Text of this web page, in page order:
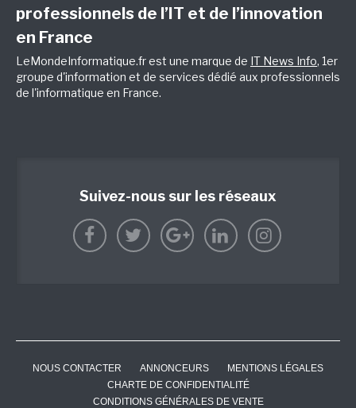
professionnels de l’IT et de l’innovation
en France
LeMondeInformatique.fr est une marque de IT News Info, 1er
groupe d'information et de services dédié aux professionnels
de l'informatique en France.
Suivez-nous sur les réseaux
NOUS CONTACTER ANNONCEURS
MENTIONS LÉGALES
CHARTE DE CONFIDENTIALITÉ
CONDITIONS GÉNÉRALES DE VENTE